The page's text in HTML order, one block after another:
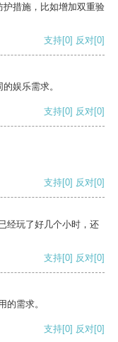
措施，比如增加双重验
支持[0] 反对[0]
娱乐需求。
支持[0] 反对[0]
支持[0] 反对[0]
经玩了好几个小时，还
支持[0] 反对[0]
的需求。
支持[0] 反对[0]